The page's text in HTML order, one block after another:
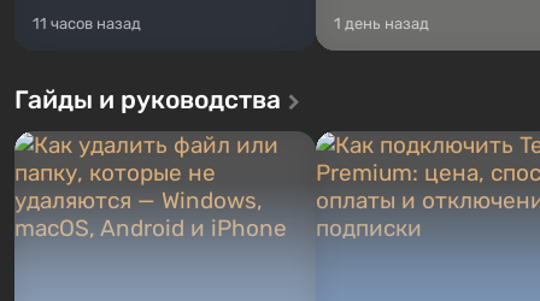
11 часов назад 1 день назад
Гайды и руководства